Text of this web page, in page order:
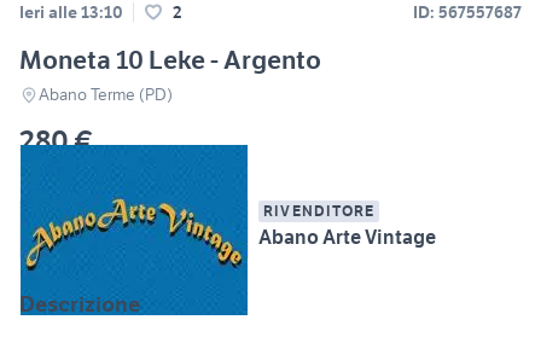
Ieri alle 13:10 2 ID: 567557687
Moneta 10 Leke - Argento
Abano Terme (PD)
280 €
RIVENDITORE
Abano Arte Vintage
Descrizione